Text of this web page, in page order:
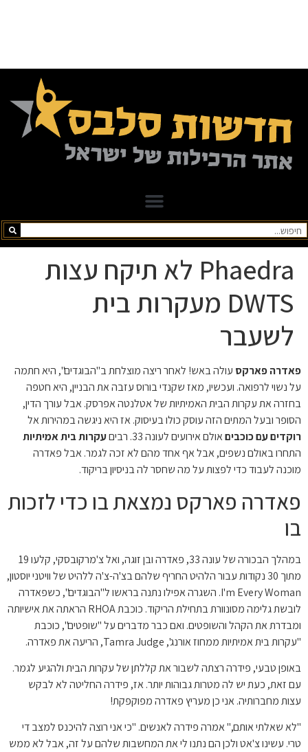
Phaedra לא תיקח עצות
DWTS מעקרות בית
לשעבר
פאדרה פארקס עולה באש! לאחר ריצה מוצלחת ב"הבוגדים", היא חתמה
על נשוי לרפואה. ועכשיו, מאז שקנדי בורוס עזבה את הבניין, היא חטפה
בחזרה את עקרות הבית האמיתיות של אטלנטה אפרסק. אבל עורך הדין,
הסופר ובעל המתים הזה עוסק כולו בעיסוק. אז היא ניגשה במהירות אל
רוקדים עם כוכביםאולם אירועים לעונה 33. רבים
עקרות בית אמיתיות
התחרו באולם נשפים, אבל אף אחד מהם לא זכה לגמר. אבל פאדרה
מוכנה לעבוד כדי לפצות על מה שחסר לה בניסיון בריקוד.
פאדרה פארקס נמצאת בו כדי לזכות
בו
במהלך הבכורה של עונה 33, פאדרה ובן זוגה, ואל צ'מרקובסקי, קלעו 19
מתוך 30 נקודות עבור הלהיט החריף שלהם בצ'ה-צ'ה ללהיט של וויטני יוסטון,
I'm Every Woman. השגרה אפילו נתנה בראשו ל"הבוגדים", כשפאדרה
לובשת גלימה מסונוורת בתחילת הריקוד. כוכבת RHOA הראתה את אישיותה
ומבדרת את הקהל והשופטים. ואם כבר מדברים על "שופטים", כוכבת
"עקרות בית אמיתיות ממחוז אורנג', Tamra Judge, הריעה את פאדרה.
באופן טבעי, פידרה רצתה לשבור את קללתן של עקרות הבית ולהגיע לגמר.
עם זאת, כעת יש לה מטרות גבוהות יותר. אז, פידרה החליטה לא לבקש
עצות מחברותיה. אני כן מעריץ פאדרה מפוקפקת!
"לא שאלתי אותם," אמרה פידרה לאנשים. "כי אני רוצה להיכנס למצב די
טרי. עשינו צ'אט ולכן הם נתנו לי את המחשבות שלהם על זה, אבל לא ממש